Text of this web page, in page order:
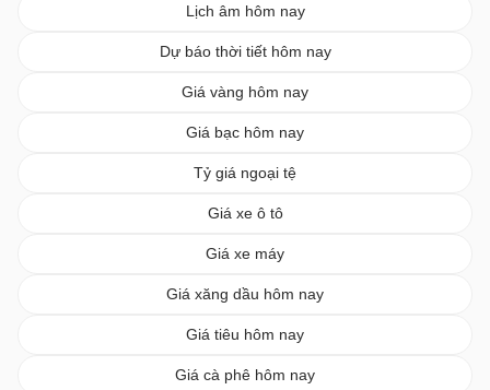
Lịch âm hôm nay
Dự báo thời tiết hôm nay
Giá vàng hôm nay
Giá bạc hôm nay
Tỷ giá ngoại tệ
Giá xe ô tô
Giá xe máy
Giá xăng dầu hôm nay
Giá tiêu hôm nay
Giá cà phê hôm nay